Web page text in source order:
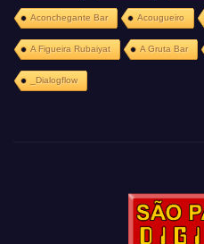
Aconchegante Bar Acougueiro
A Figueira Rubaiyat A Gruta Bar
_Dialogflow